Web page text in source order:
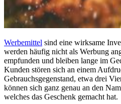
Werbemittel sind eine wirksame
werden häufig nicht als Werbung
empfunden und bleiben lange im
Kunden stören sich an einem
Gebrauchsgegenstand, etwa drei
können sich ganz genau an den
welches das Geschenk gemacht hat.